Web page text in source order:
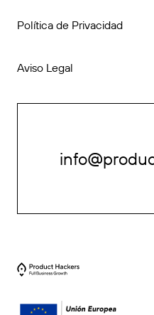
Política de Privacidad
Aviso Legal